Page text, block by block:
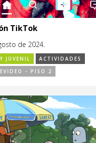
TikTok
de 2024.
JUVENIL
ACTIVIDADES
- PISO 2